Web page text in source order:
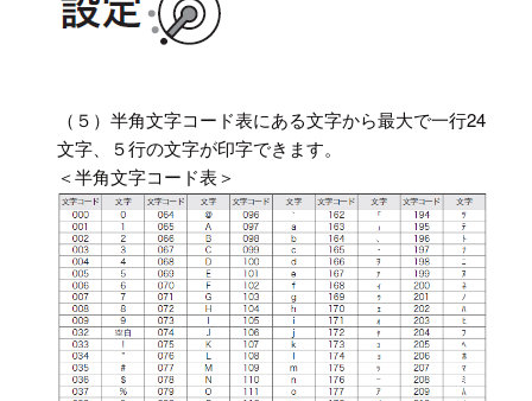
（５）半角文字コード表にある文字から最大で一行24
文字、５行の文字が印字できます。
＜半角文字コード表＞